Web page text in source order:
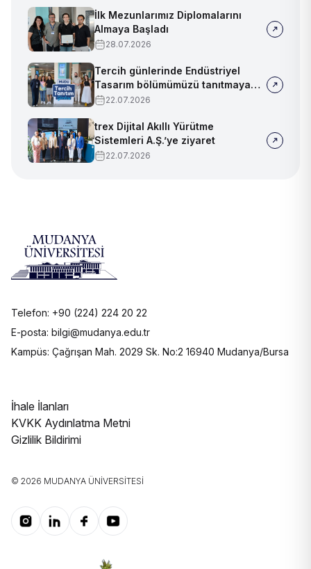
İlk Mezunlarımız Diplomalarını
Almaya Başladı
28.07.2026
Tercih günlerinde Endüstriyel
Tasarım bölümümüzü tanıtmaya
devam ediyoruz!
22.07.2026
trex Dijital Akıllı Yürütme
Sistemleri A.Ş.’ye ziyaret
22.07.2026
Telefon: +90 (224) 224 20 22
E-posta: bilgi@mudanya.edu.tr
Kampüs: Çağrışan Mah. 2029 Sk. No:2 16940 Mudanya/Bursa
İhale İlanları
KVKK Aydınlatma Metni
Gizlilik Bildirimi
© 2026 MUDANYA ÜNIVERSITESI